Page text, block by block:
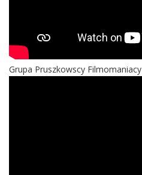
Grupa Pruszkowscy Filmomaniacy